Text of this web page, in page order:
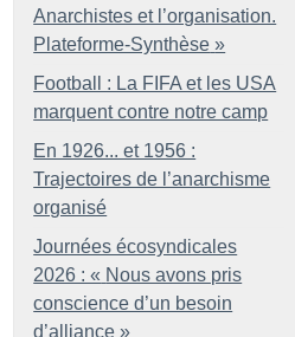
Anarchistes et l’organisation.
Plateforme-Synthèse »
Football : La FIFA et les USA
marquent contre notre camp
En 1926... et 1956 :
Trajectoires de l’anarchisme
organisé
Journées écosyndicales
2026 : « Nous avons pris
conscience d’un besoin
d’alliance »